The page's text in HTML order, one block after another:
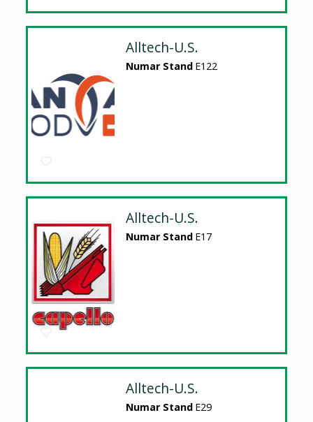
Alltech-U.S.
Numar Stand E122
Alltech-U.S.
Numar Stand E17
Alltech-U.S.
Numar Stand E29